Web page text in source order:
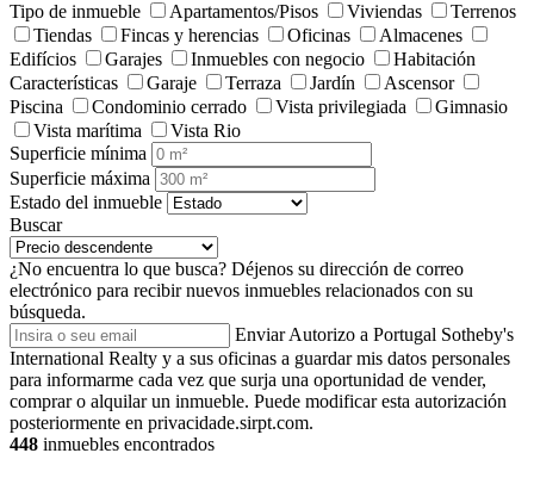
Tipo de inmueble
Apartamentos/Pisos Viviendas
Terrenos
Tiendas
Fincas y herencias Oficinas
Almacenes
Edifícios
Garajes Inmuebles con negocio
Habitación
Características
Garaje Terraza Jardín
Ascensor
Piscina
Condominio cerrado Vista privilegiada
Gimnasio
Vista marítima
Vista Rio
Superficie mínima
Superficie máxima
Estado del inmueble
Buscar
¿No encuentra lo que busca? Déjenos su dirección de correo
electrónico para recibir nuevos inmuebles relacionados con su
búsqueda.
Enviar Autorizo a Portugal Sotheby's
International Realty y a sus oficinas a guardar mis datos personales
para informarme cada vez que surja una oportunidad de vender,
comprar o alquilar un inmueble. Puede modificar esta autorización
posteriormente en privacidade.sirpt.com.
448 inmuebles encontrados